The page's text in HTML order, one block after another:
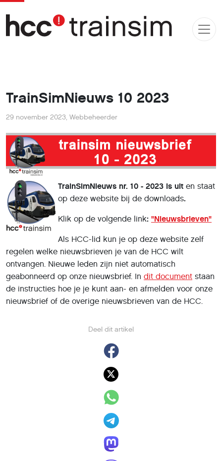
TrainSimNieuws 10 2023
Deel dit artikel
29 november 2023, Webbeheerder
TrainSimNieuws nr. 10 - 2023 is uit en staat
op deze website bij de downloads.
Klik op de volgende link: "Nieuwsbrieven"
Als HCC-lid kun je op deze website zelf
regelen welke nieuwsbrieven je van de HCC wilt
ontvangen. Nieuwe leden zijn niet automatisch
geabonneerd op onze nieuwsbrief. In dit document staan
de instructies hoe je je kunt aan- en afmelden voor onze
nieuwsbrief of de overige nieuwsbrieven van de HCC.